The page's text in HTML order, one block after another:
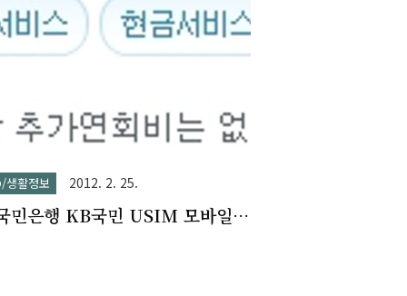
생활정보 2012. 2. 25.
민은행 KB국민 USIM 모바일